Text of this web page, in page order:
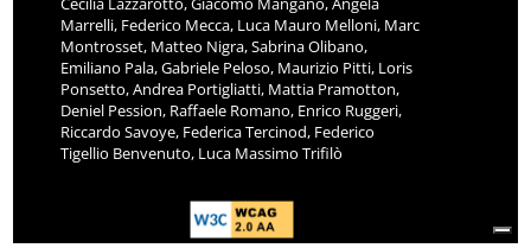
Marrelli, Federico Mecca, Luca Mauro Melloni, Marc
Montrosset, Matteo Nigra, Sabrina Olibano,
Emiliano Pala, Gabriele Peloso, Maurizio Pitti, Loris
Ponsetto, Andrea Portigliatti, Mattia Pramotton,
Deniel Pession, Raffaele Romano, Enrico Ruggeri,
Riccardo Savoye, Federica Tercinod, Federico
Tigellio Benvenuto, Luca Massimo Trifilò